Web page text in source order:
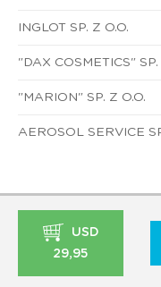
INGLOT SP. Z O.O.
"DAX COSMETICS" SP.
"MARION" SP. Z O.O.
AEROSOL SERVICE
USD
29,95